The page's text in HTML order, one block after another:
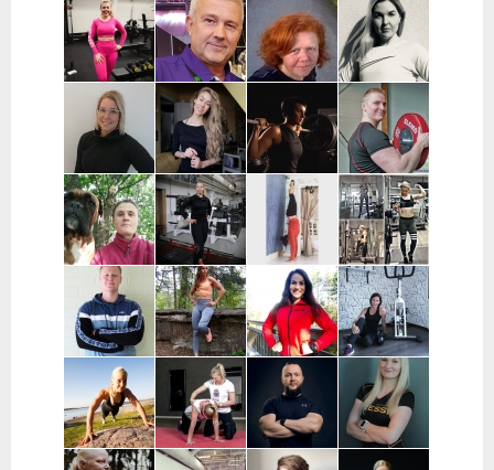
Joni Vuopio |
Pääkaupunkiseutu
Luukas Tukia |
Helsinki
Heli Toro |
Riihimäki,
Hyvinkää,
Hausjärvi,
Loppi,
Janakkala
Tanja Juntunen |
Päijät-Häme ja
Pääkaupunkiseutu
Charlotta
Grönberg |
Pääkaupunkiseutu
Stefan
Westerback |
Pääkaupunkiseutu
Eeva Nuutinen |
Pääkaupunkiseutu
ja Muu Suomi
Routa
Training |
Helsinki ja
Espoo
Jenni Sukko |
Oulu
Elina Lepistö |
Pirkanmaa
Heidi Soikkeli
| Tampere
Jani Lehtilä |
Turku ja etä
Kati Raittinen
| Turku, Raisio,
Mynämäki,
Masku,
Nousiainen
Jenna Hakala
| Turku ja
Varsinais-
Suomi
Leinimaa |
Hyvinkää,
Hausjärvi,
Riihimäki
Christin
Moritz |
Helsinki,
Espoo ja
Vantaa
Samuli
Huttunen |
Porvoo ja
lähialueet
Janette
Latva-
Valkama |
Tampere ja
lähialueet
Sofia Kuisti-
Rannanjärvi |
Seinäjoki ja
etä
Jenni Harala |
Keski-Uusimaa ja
Pääkaupunkiseutu
Mira Auvinen
Marika Uoti |
Markus
Sanni